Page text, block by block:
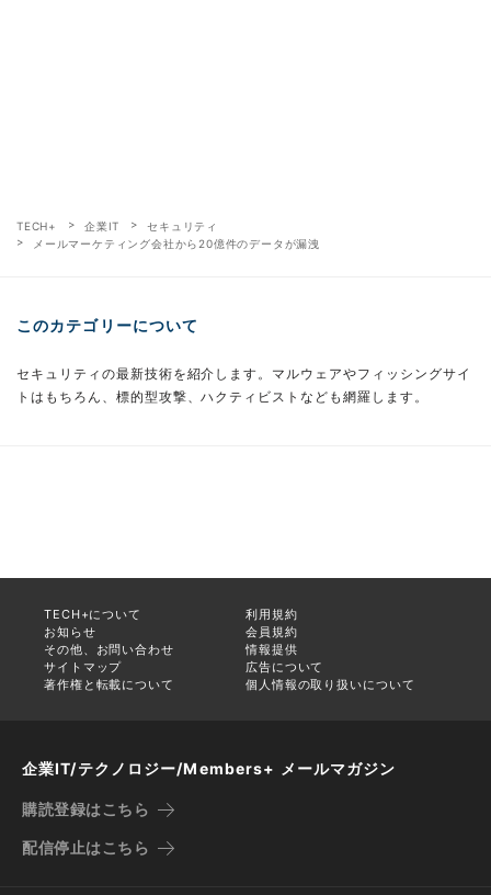
TECH+ 企業IT
セキュリティ
メールマーケティング会社から20億件のデータが漏洩
このカテゴリーについて
セキュリティの最新技術を紹介します。マルウェアやフィッシングサイ
トはもちろん、標的型攻撃、ハクティビストなども網羅します。
TECH+について
利用規約
お知らせ
会員規約
その他、お問い合わせ
情報提供
サイトマップ
広告について
著作権と転載について
個人情報の取り扱いについて
企業IT/テクノロジー/Members+ メールマガジン
購読登録はこちら
配信停止はこちら